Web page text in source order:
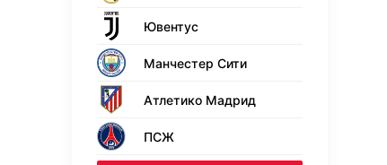
Ювентус
Манчестер Сити
Атлетико Мадрид
ПСЖ